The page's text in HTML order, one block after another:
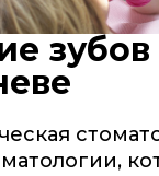
зубов